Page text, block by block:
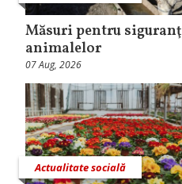
Măsuri pentru
animalelor
07 Aug, 2026
Actualitate socială